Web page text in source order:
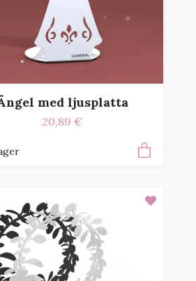
med ljusplatta
20,89 €